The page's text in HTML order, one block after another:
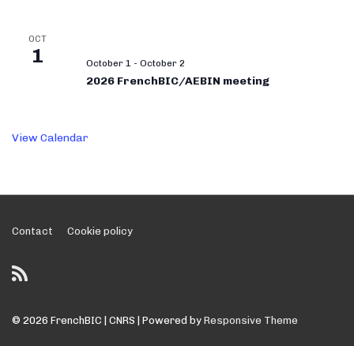
OCT
1 October 1 - October 2
2026 FrenchBIC/AEBIN meeting
View Calendar
Footer
Menu
Contact Cookie policy
© 2026 FrenchBIC | CNRS | Powered by Responsive Theme